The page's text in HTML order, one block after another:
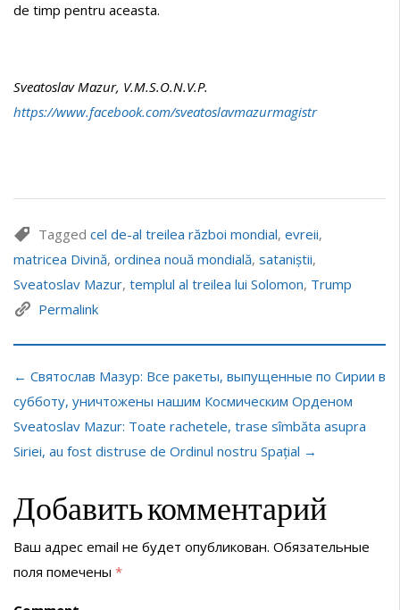
de timp pentru aceasta.
Sveatoslav Mazur, V.M.S.O.N.V.P.
https://www.facebook.com/sveatoslavmazurmagistr
Tagged cel de-al treilea război mondial, evreii,
matricea Divină, ordinea nouă mondială, sataniștii,
Sveatoslav Mazur, templul al treilea lui Solomon, Trump
Permalink
← Святослав Мазур: Все ракеты, выпущенные по Сирии в
субботу, уничтожены нашим Космическим Орденом
Sveatoslav Mazur: Toate rachetele, trase sîmbăta asupra
Siriei, au fost distruse de Ordinul nostru Spațial →
Добавить комментарий
Ваш адрес email не будет опубликован. Обязательные
поля помечены *